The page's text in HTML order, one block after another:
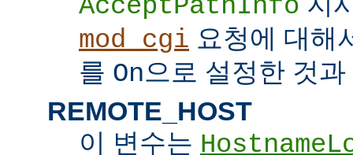
AcceptPathInfo
mod_cgi 요청에 대해
를 On으로 설정한 것과
REMOTE_HOST
이 변수는